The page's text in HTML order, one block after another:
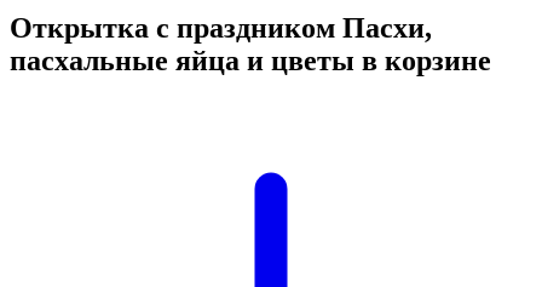
Открытка с праздником Пасхи,
пасхальные яйца и цветы в корзине